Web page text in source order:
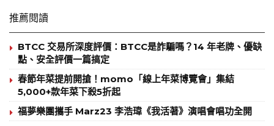
推薦閱讀
BTCC 交易所深度評價：BTCC是詐騙嗎？14 年老牌、優缺
點、安全評價一篇搞定
春節年菜提前開搶！momo「線上年菜博覽會」集結
5,000+款年菜下殺5折起
福夢樂團攜手 Marz23 李浩瑋《我活著》演唱會唱功全開